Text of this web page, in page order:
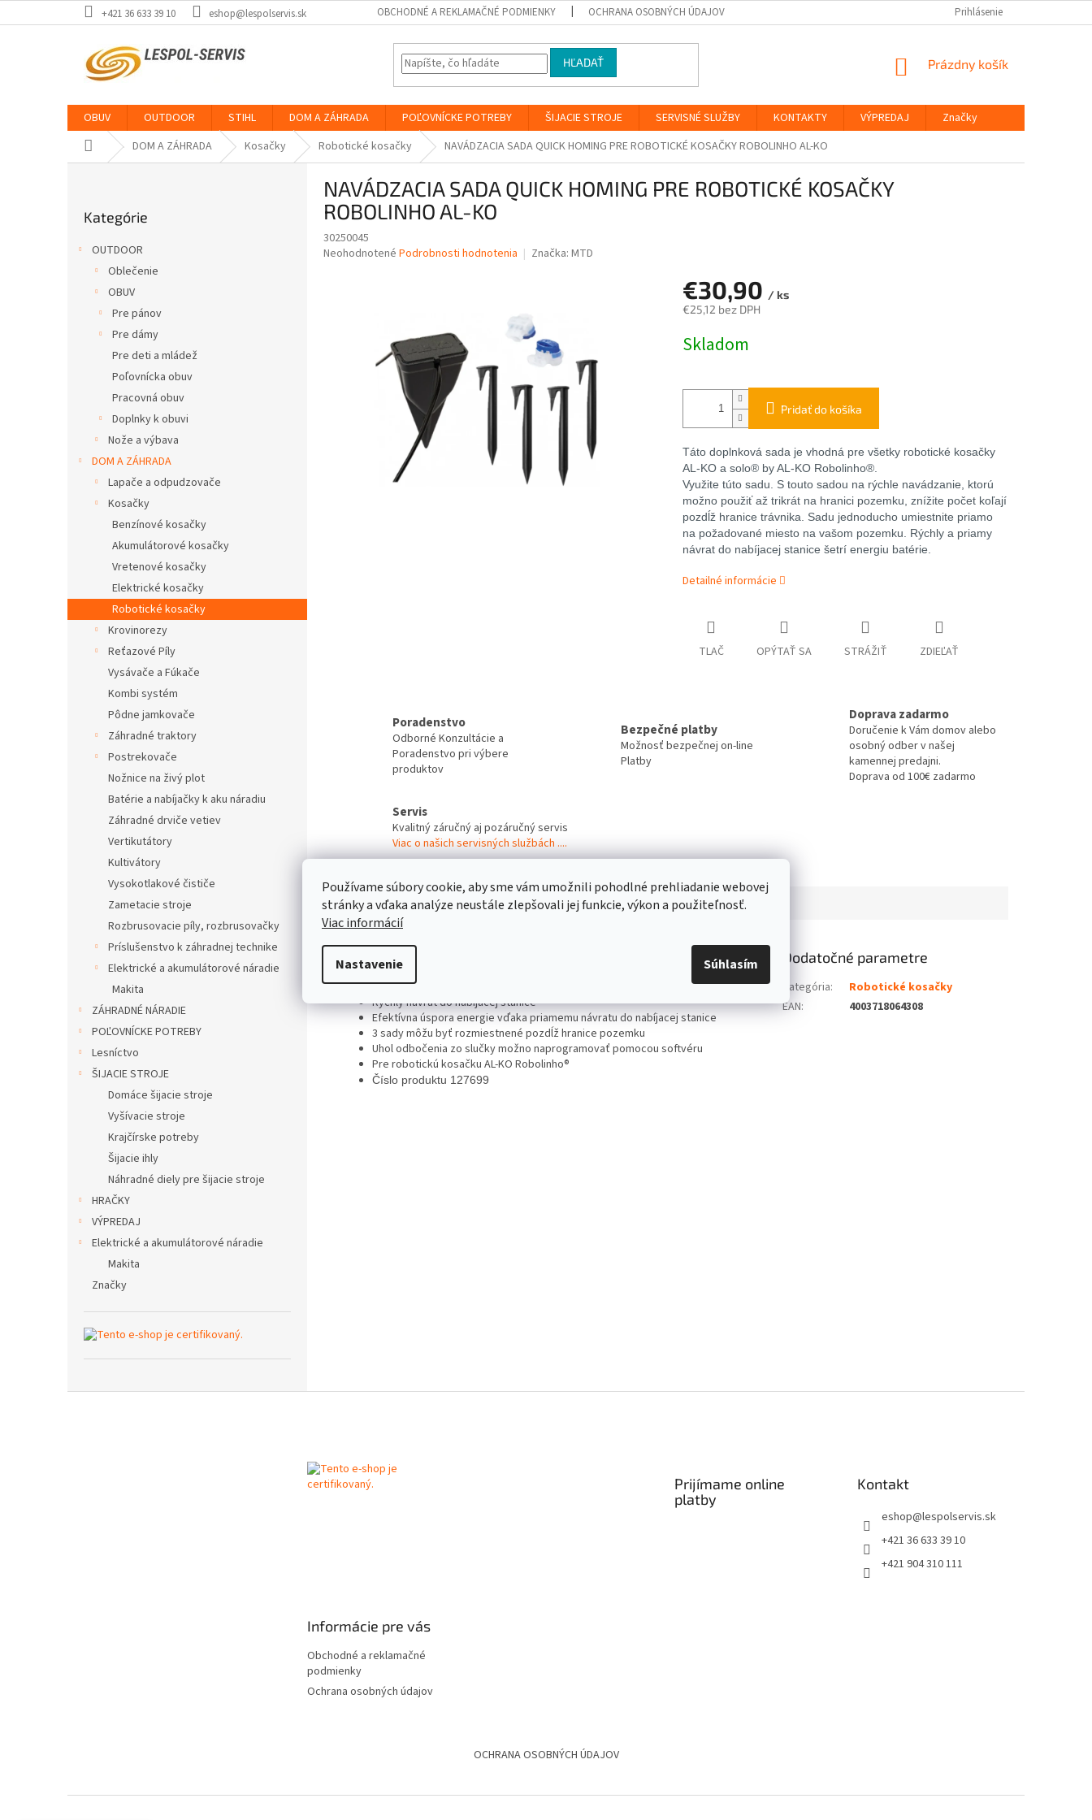
Používame súbory cookie, aby sme vám umožnili pohodlné prehliadanie webovej
stránky a vďaka analýze neustále zlepšovali jej funkcie, výkon a použiteľnosť.
Viac informácií
Nastavenie Súhlasím
na
+421 36 633 39 10 eshop@lespolservis.sk OBCHODNÉ A REKLAMAČNÉ PODMIENKY OCHRANA OSOBNÝCH ÚDAJOV Prihlásenie
HĽADAŤ
NÁKUPNÝ
Prázdny košík
OBUV OUTDOOR STIHL DOM A ZÁHRADA POĽOVNÍCKE POTREBY ŠIJACIE STROJE SERVISNÉ SLUŽBY KONTAKTY VÝPREDAJ
Značky
DomovDOM A ZÁHRADA Kosačky Robotické kosačky NAVÁDZACIA SADA QUICK HOMING PRE ROBOTICKÉ KOSAČKY ROBOLINHO AL-KO
kategórie
Kategórie
OUTDOOR
Oblečenie
OBUV
Pre pánov
Pre dámy
Pre deti a mládež
Poľovnícka obuv
Pracovná obuv
Doplnky k obuvi
Nože a výbava
DOM A ZÁHRADA
Lapače a odpudzovače
Kosačky
Benzínové kosačky
Akumulátorové kosačky
Vretenové kosačky
Elektrické kosačky
Robotické kosačky
Krovinorezy
Reťazové Píly
Vysávače a Fúkače
Kombi systém
Pôdne jamkovače
Záhradné traktory
Postrekovače
Nožnice na živý plot
Batérie a nabíjačky k aku náradiu
Záhradné drviče vetiev
Vertikutátory
Kultivátory
Vysokotlakové čističe
Zametacie stroje
Rozbrusovacie píly, rozbrusovačky
Príslušenstvo k záhradnej technike
Elektrické a akumulátorové náradie
Makita
ZÁHRADNÉ NÁRADIE
POĽOVNÍCKE POTREBY
Lesníctvo
ŠIJACIE STROJE
Domáce šijacie stroje
Vyšívacie stroje
Krajčírske potreby
Šijacie ihly
Náhradné diely pre šijacie stroje
HRAČKY
VÝPREDAJ
Elektrické a akumulátorové náradie
Makita
Značky
NAVÁDZACIA SADA QUICK HOMING PRE ROBOTICKÉ KOSAČKY
ROBOLINHO AL-KO
30250045
Priemerné
hviezdičiek.
Neohodnotené Podrobnosti hodnotenia Značka: MTD
€30,90 / ks
€25,12 bez DPH
cena:
Skladom
Pridať do košíka
Táto doplnková sada je vhodná pre všetky robotické kosačky
AL-KO a solo® by AL-KO Robolinho®.
Využite túto sadu. S touto sadou na rýchle navádzanie, ktorú
možno použiť až trikrát na hranici pozemku, znížite počet koľají
pozdĺž hranice trávnika. Sadu jednoducho umiestnite priamo
na požadované miesto na vašom pozemku. Rýchly a priamy
návrat do nabíjacej stanice šetrí energiu batérie.
Detailné informácie
TLAČ OPÝTAŤ SA STRÁŽIŤ ZDIEĽAŤ
Poradenstvo
Odborné Konzultácie a
Poradenstvo pri výbere
produktov
Bezpečné platby
Možnosť bezpečnej on-line
Platby
Doprava zadarmo
Doručenie k Vám domov alebo
osobný odber v našej
kamennej predajni.
Doprava od 100€ zadarmo
Servis
Kvalitný záručný aj pozáručný servis
Viac o našich servisných službách ....
Popis Diskusia
Podrobný popis
Redukcia vyjazdených koľají v trávniku
Rýchly návrat do nabíjacej stanice
Efektívna úspora energie vďaka priamemu návratu do nabíjacej stanice
3 sady môžu byť rozmiestnené pozdĺž hranice pozemku
Uhol odbočenia zo slučky možno naprogramovať pomocou softvéru
Pre robotickú kosačku AL-KO Robolinho®
Číslo produktu 127699
Dodatočné parametre
Kategória:
Robotické kosačky
EAN: 4003718064308
Prijímame online
platby
Kontakt
eshop@lespolservis.sk
+421 36 633 39 10
+421 904 310 111
Informácie pre vás
Obchodné a reklamačné
podmienky
Ochrana osobných údajov
OCHRANA OSOBNÝCH ÚDAJOV